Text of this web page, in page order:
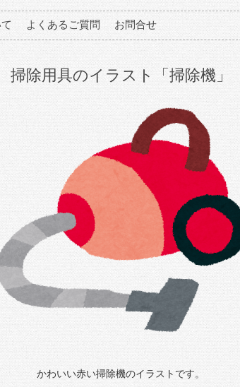
よくあるご質問 お問合せ
掃除用具のイラスト「掃除機」
かわいい赤い掃除機のイラストです。